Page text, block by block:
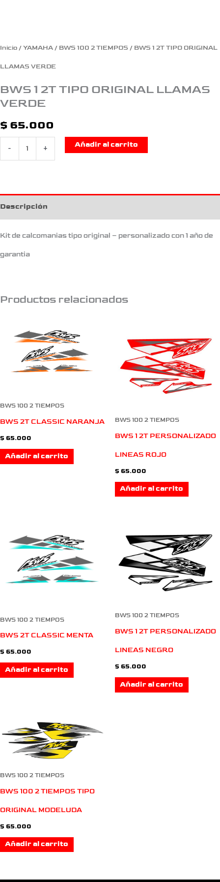
Inicio / YAMAHA / BWS 100 2 TIEMPOS / BWS 1 2T TIPO ORIGINAL
LLAMAS VERDE
BWS 1 2T TIPO ORIGINAL LLAMAS
VERDE
$ 65.000
- +
Añadir al carrito
Descripción
Kit de calcomanias tipo original – personalizado con 1 año de
garantia
Productos relacionados
BWS 100 2 TIEMPOS
BWS 2T CLASSIC NARANJA
$ 65.000
Añadir al carrito
BWS 100 2 TIEMPOS
BWS 1 2T PERSONALIZADO
LINEAS ROJO
$ 65.000
Añadir al carrito
BWS 100 2 TIEMPOS
BWS 2T CLASSIC MENTA
$ 65.000
Añadir al carrito
BWS 100 2 TIEMPOS
BWS 1 2T PERSONALIZADO
LINEAS NEGRO
$ 65.000
Añadir al carrito
BWS 100 2 TIEMPOS
BWS 100 2 TIEMPOS TIPO
ORIGINAL MODELUDA
$ 65.000
Añadir al carrito